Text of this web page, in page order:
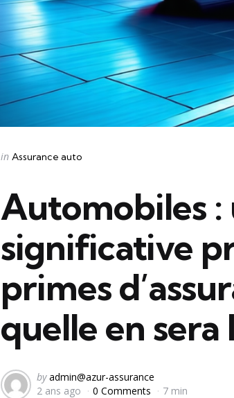
Categories
Posted
in Assurance auto
Automobiles :
significative
primes
quelle en sera
Posted
by
by admin@azur-assurance
2 ans ago
0 Comments 7 min